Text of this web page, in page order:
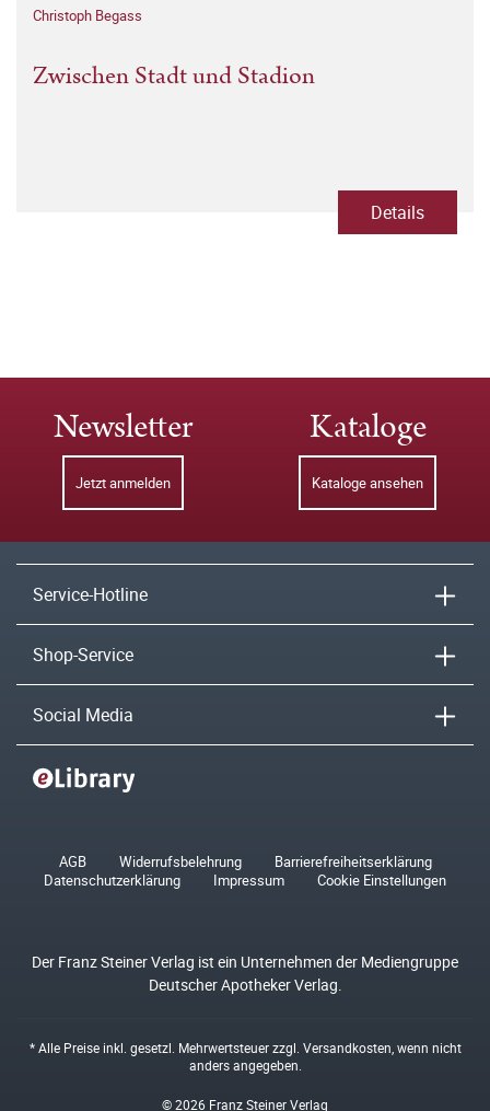
Christoph Begass
Zwischen Stadt und Stadion
Details
Newsletter
Jetzt anmelden
Kataloge
Kataloge ansehen
Service-Hotline
Shop-Service
Social Media
AGB Widerrufsbelehrung
Barrierefreiheitserklärung
Datenschutzerklärung
Impressum Cookie Einstellungen
Der Franz Steiner Verlag ist ein Unternehmen der Mediengruppe
Deutscher Apotheker Verlag.
* Alle Preise inkl. gesetzl. Mehrwertsteuer zzgl. Versandkosten , wenn nicht
anders angegeben.
© 2026 Franz Steiner Verlag